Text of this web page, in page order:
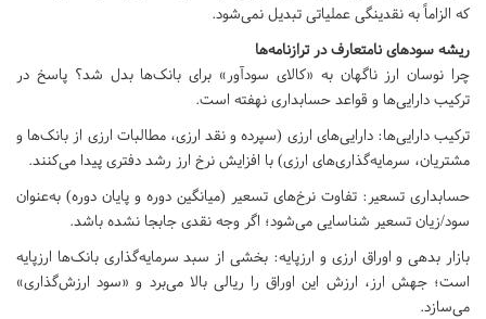
که الزاماً به نقدینگی عملیاتی تبدیل نمی‌شود.
ریشه سودهای نامتعارف در ترازنامه‌ها
چرا نوسان ارز ناگهان به «کالای سودآور» برای بانک‌ها بدل شد؟ پاسخ در
ترکیب دارایی‌ها و قواعد حسابداری نهفته است.
ترکیب دارایی‌ها: دارایی‌های ارزی (سپرده و نقد ارزی، مطالبات ارزی از بانک‌ها و
مشتریان، سرمایه‌گذاری‌های ارزی) با افزایش نرخ ارز رشد دفتری پیدا می‌کنند.
حسابداری تسعیر: تفاوت نرخ‌های تسعیر (میانگین دوره و پایان دوره) به‌عنوان
سود/زیان تسعیر شناسایی می‌شود؛ اگر وجه نقدی جابجا نشده باشد.
بازار بدهی و اوراق ارزی و ارزپایه: بخشی از سبد سرمایه‌گذاری بانک‌ها ارزپایه
است؛ جهش ارز، ارزش این اوراق را ریالی بالا می‌برد و «سود ارزش‌گذاری»
می‌سازد.